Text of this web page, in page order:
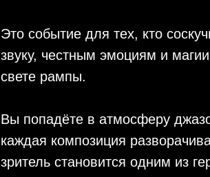
Это событие для тех, кто
звуку, честным эмоциям и
свете рампы.
Вы попадёте в атмосферу
каждая композиция
зритель становится одним из